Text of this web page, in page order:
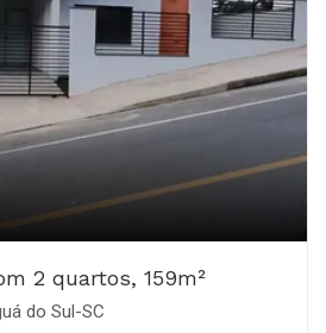
2 quartos, 159m²
do Sul-SC